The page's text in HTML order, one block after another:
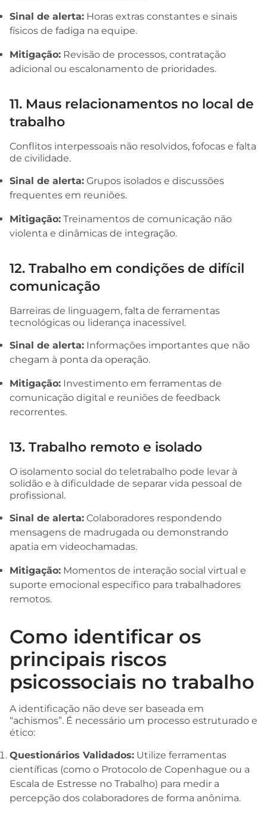
Sinal de alerta: Horas extras constantes e sinais
físicos de fadiga na equipe.
Mitigação: Revisão de processos, contratação
adicional ou escalonamento de prioridades.
11. Maus relacionamentos no local de
trabalho
Conflitos interpessoais não resolvidos, fofocas e falta
de civilidade.
Sinal de alerta: Grupos isolados e discussões
frequentes em reuniões.
Mitigação: Treinamentos de comunicação não
violenta e dinâmicas de integração.
12. Trabalho em condições de difícil
comunicação
Barreiras de linguagem, falta de ferramentas
tecnológicas ou liderança inacessível.
Sinal de alerta: Informações importantes que não
chegam à ponta da operação.
Mitigação: Investimento em ferramentas de
comunicação digital e reuniões de feedback
recorrentes.
13. Trabalho remoto e isolado
O isolamento social do teletrabalho pode levar à
solidão e à dificuldade de separar vida pessoal de
profissional.
Sinal de alerta: Colaboradores respondendo
mensagens de madrugada ou demonstrando
apatia em videochamadas.
Mitigação: Momentos de interação social virtual e
suporte emocional específico para trabalhadores
remotos.
Como identificar os
principais riscos
psicossociais no trabalho
A identificação não deve ser baseada em
“achismos”. É necessário um processo estruturado e
ético:
Questionários Validados: Utilize ferramentas
científicas (como o Protocolo de Copenhague ou a
Escala de Estresse no Trabalho) para medir a
percepção dos colaboradores de forma anônima.